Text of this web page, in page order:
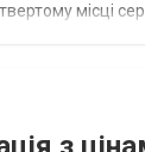
місці